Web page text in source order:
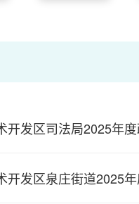
开发区司法局2025年
开发区泉庄街道2025